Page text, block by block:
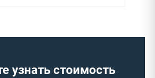
узнать стоимость